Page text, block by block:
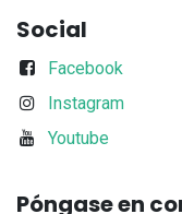
Social
Facebook
Instagram
Youtube
Póngase en